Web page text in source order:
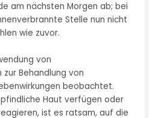
am nächsten Morgen ab; bei
Stelle nun nicht
wie zuvor.
von
zur Behandlung von
beobachtet.
Haut verfügen oder
ist es ratsam, auf die